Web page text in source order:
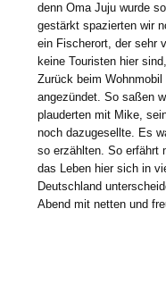
denn Oma Juju wurde
gestärkt spazierten wir
ein Fischerort, der sehr
keine Touristen hier
Zurück beim
angezündet. So saßen
plauderten mit Mike,
noch dazugesellte. Es
so erzählten. So erfährt
das Leben hier sich in
Deutschland
Abend mit netten und